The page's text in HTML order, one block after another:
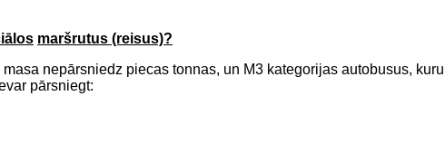
maršrutus (reisus)?
nepārsniedz piecas tonnas, un M3 kategorijas autobusus,
pārsniegt: